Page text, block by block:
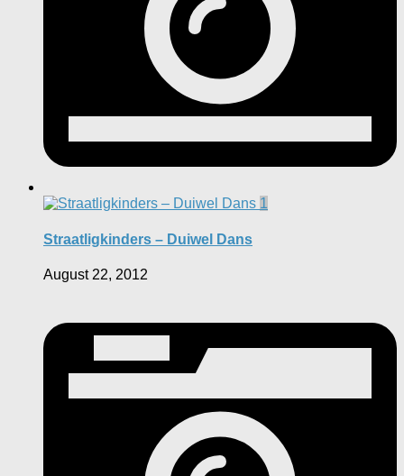
1
Straatligkinders – Duiwel Dans
August 22, 2012